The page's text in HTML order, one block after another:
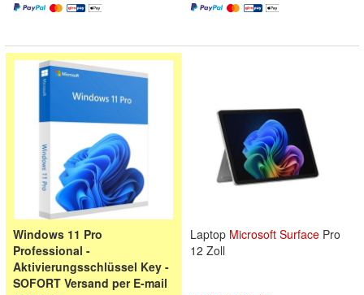
Windows 11 Pro
Professional -
Aktivierungsschlüssel Key -
SOFORT Versand per E-mail
Laptop Microsoft Surface Pro
12 Zoll